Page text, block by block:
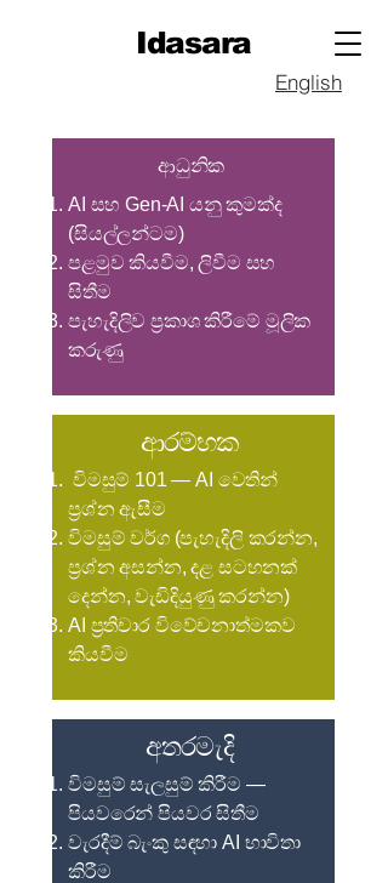
Idasara
English
ආධුනික ​
AI සහ Gen-AI යනු කුමක්ද
(සියල්ලන්ටම)
පළමුව කියවීම, ලිවීම සහ
සිතීම
පැහැදිලිව ප්‍රකාශ කිරීමේ මූලික
කරුණු
ආරම්භක
විමසුම් 101 — AI වෙතින්
ප්‍රශ්න ඇසීම
විමසුම් වර්ග (පැහැදිලි කරන්න,
ප්‍රශ්න අසන්න, දළ සටහනක්
දෙන්න, වැඩිදියුණු කරන්න)
AI ප්‍රතිචාර විවේචනාත්මකව
කියවීම
අතරමැදි
විමසුම් සැලසුම් කිරීම —
පියවරෙන් පියවර සිතීම
වැරදීම් බැංකු සඳහා AI භාවිතා
කිරීම